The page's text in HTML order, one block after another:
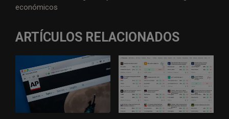
económicos
ARTÍCULOS RELACIONADOS